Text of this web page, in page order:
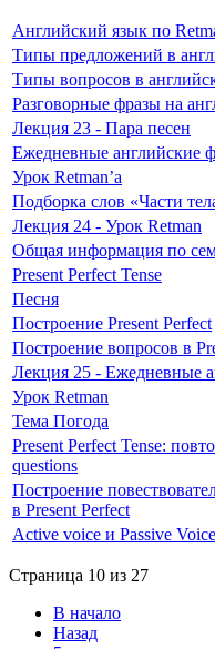
Английский язык по
Типы предложений в
Типы вопросов в
Разговорные фразы на
Лекция 23 - Пара песен
Ежедневные английские
Урок Retman’а
Подборка слов «Части
Лекция 24 - Урок Retman
Общая информация по
Present Perfect Tense
Песня
Построение Present Perfect
Построение вопросов в
Лекция 25 - Ежедневные
Урок Retman
Тема Погода
Present Perfect Tense:
questions
Построение
в Present Perfect
Active voice и Passive Voice
Страница 10 из 27
В начало
Назад